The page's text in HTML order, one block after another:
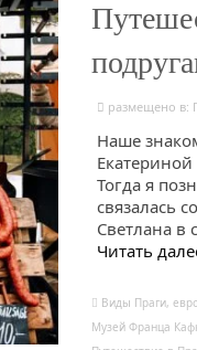
размещено в:
Наше
Тогда я
связалась
Светлана в
Читать
Виды Праги,
Музей Франца